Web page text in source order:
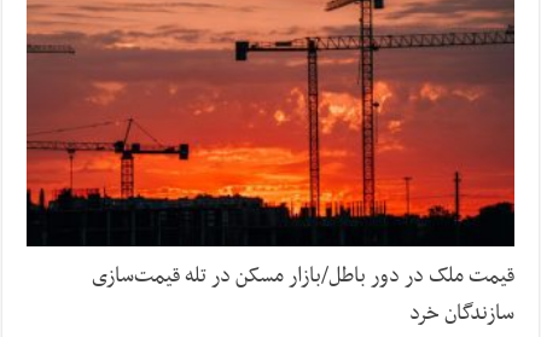
قیمت ملک در دور باطل/بازار مسکن در تله قیمت‌سازی
سازندگان خرد